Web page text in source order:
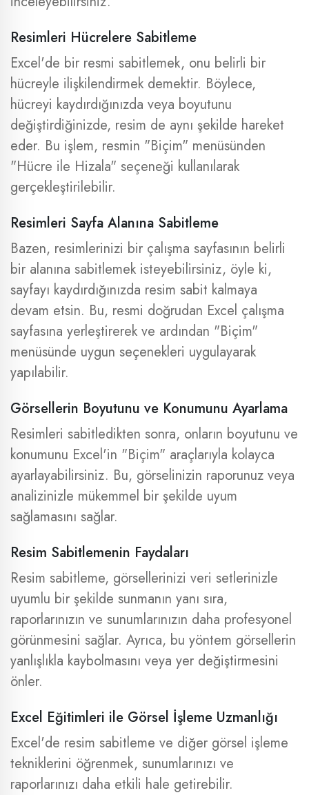
Resimleri Hücrelere Sabitleme
Excel'de bir resmi sabitlemek, onu belirli bir
hücreyle ilişkilendirmek demektir. Böylece,
hücreyi kaydırdığınızda veya boyutunu
değiştirdiğinizde, resim de aynı şekilde hareket
eder. Bu işlem, resmin "Biçim" menüsünden
"Hücre ile Hizala" seçeneği kullanılarak
gerçekleştirilebilir.
Resimleri Sayfa Alanına Sabitleme
Bazen, resimlerinizi bir çalışma sayfasının belirli
bir alanına sabitlemek isteyebilirsiniz, öyle ki,
sayfayı kaydırdığınızda resim sabit kalmaya
devam etsin. Bu, resmi doğrudan Excel çalışma
sayfasına yerleştirerek ve ardından "Biçim"
menüsünde uygun seçenekleri uygulayarak
yapılabilir.
Görsellerin Boyutunu ve Konumunu Ayarlama
Resimleri sabitledikten sonra, onların boyutunu ve
konumunu Excel'in "Biçim" araçlarıyla kolayca
ayarlayabilirsiniz. Bu, görselinizin raporunuz veya
analizinizle mükemmel bir şekilde uyum
sağlamasını sağlar.
Resim Sabitlemenin Faydaları
Resim sabitleme, görsellerinizi veri setlerinizle
uyumlu bir şekilde sunmanın yanı sıra,
raporlarınızın ve sunumlarınızın daha profesyonel
görünmesini sağlar. Ayrıca, bu yöntem görsellerin
yanlışlıkla kaybolmasını veya yer değiştirmesini
önler.
Excel Eğitimleri ile Görsel İşleme Uzmanlığı
Excel'de resim sabitleme ve diğer görsel işleme
tekniklerini öğrenmek, sunumlarınızı ve
raporlarınızı daha etkili hale getirebilir.